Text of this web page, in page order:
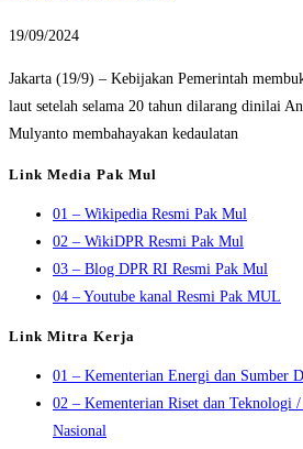
19/09/2024
Jakarta (19/9) – Kebijakan Pemerintah
laut setelah selama 20 tahun dilarang dinilai
Mulyanto membahayakan kedaulatan
Link Media Pak Mul
01 – Wikipedia Resmi Pak Mul
02 – WikiDPR Resmi Pak Mul
03 – Blog DPR RI Resmi Pak Mul
04 – Youtube kanal Resmi Pak MUL
Link Mitra Kerja
01 – Kementerian Energi dan Sumber
02 – Kementerian Riset dan Teknologi
Nasional